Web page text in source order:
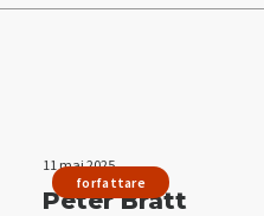
forfattare
11 maj 2025
Peter Bratt